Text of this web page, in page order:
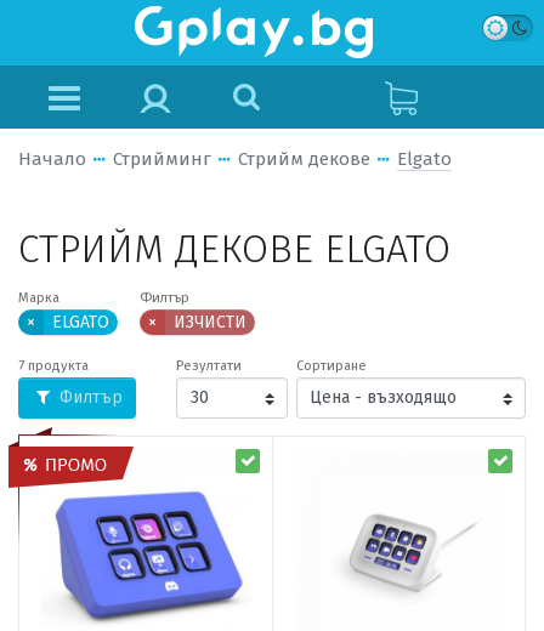
Начало Стрийминг Стрийм декове Elgato
СТРИЙМ ДЕКОВЕ ELGATO
Марка
× ELGATO
Филтър
× ИЗЧИСТИ
7 продукта
Филтър
Резултати Сортиране